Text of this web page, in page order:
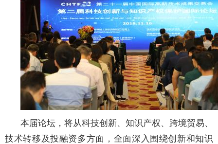
本届论坛，将从科技创新、知识产权、跨境贸易、
技术转移及投融资多方面，全面深入围绕创新和知识